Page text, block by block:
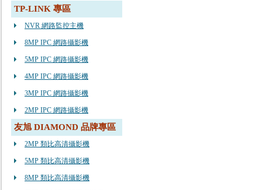
TP-LINK 專區
NVR 網路監控主機
8MP IPC 網路攝影機
5MP IPC 網路攝影機
4MP IPC 網路攝影機
3MP IPC 網路攝影機
2MP IPC 網路攝影機
友旭 DIAMOND 品牌專區
2MP 類比高清攝影機
5MP 類比高清攝影機
8MP 類比高清攝影機